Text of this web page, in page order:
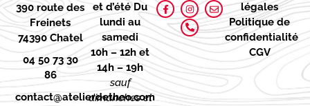
390 route des
Freinets
74390 Chatel
04 50 73 30
86
contact@atelierdetheo.com
et d’étéDu
lundi au
samedi
10h – 12h et
14h – 19h
sauf
dimanches et
légales
Politique de
confidentialité
CGV